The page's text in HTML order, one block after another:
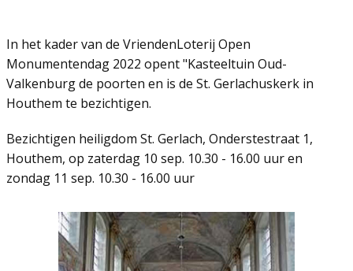
In het kader van de VriendenLoterij Open
Monumentendag 2022 opent "Kasteeltuin Oud-
Valkenburg de poorten en is de St. Gerlachuskerk in
Houthem te bezichtigen.
Bezichtigen heiligdom St. Gerlach, Onderstestraat 1,
Houthem, op zaterdag 10 sep. 10.30 - 16.00 uur en
zondag 11 sep. 10.30 - 16.00 uur